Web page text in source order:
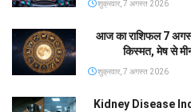
शुक्रवार, 7 अगस्त 2026
आज का राशिफल 7
किस्मत, मेष से
शुक्रवार, 7 अगस्त 2026
Kidney Disease